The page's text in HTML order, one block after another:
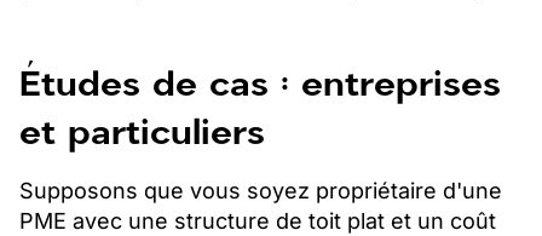
Études de cas : entreprises
et particuliers
Supposons que vous soyez propriétaire d'une
PME avec une structure de toit plat et un coût